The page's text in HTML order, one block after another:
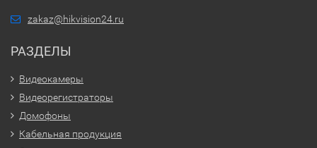
zakaz@hikvision24.ru
РАЗДЕЛЫ
Видеокамеры
Видеорегистраторы
Домофоны
Кабельная продукция